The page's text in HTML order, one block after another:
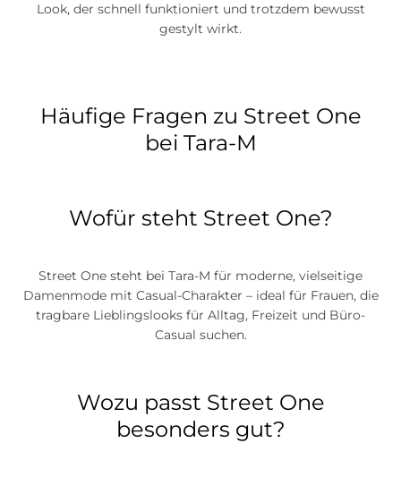
Look, der schnell funktioniert und trotzdem bewusst
gestylt wirkt.
Häufige Fragen zu Street One
bei Tara-M
Wofür steht Street One?
Street One steht bei Tara-M für moderne, vielseitige
Damenmode mit Casual-Charakter – ideal für Frauen, die
tragbare Lieblingslooks für Alltag, Freizeit und Büro-
Casual suchen.
Wozu passt Street One
besonders gut?